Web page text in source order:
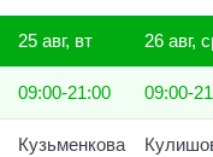
25 авг, вт 26 авг,
09:00-21:00 09:00-
Кузьменкова